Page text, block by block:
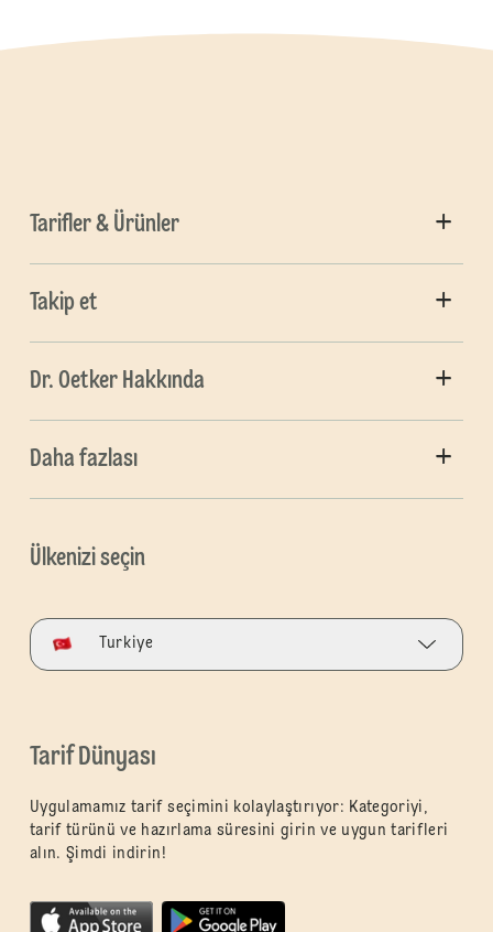
Tarifler & Ürünler
Takip et
Dr. Oetker Hakkında
Daha fazlası
Ülkenizi seçin
Turkiye
Tarif Dünyası
Uygulamamız tarif seçimini kolaylaştırıyor: Kategoriyi,
tarif türünü ve hazırlama süresini girin ve uygun tarifleri
alın. Şimdi indirin!